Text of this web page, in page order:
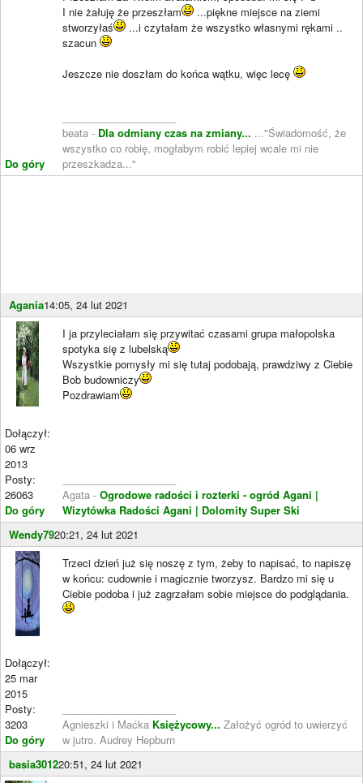
Do góry
I nie żałuję że przeszłam
...piękne miejsce na ziemi
stworzyłaś
...i czytałam że wszystko własnymi rękami ..
szacun
Jeszcze nie doszłam do końca wątku, więc lecę
beata - Dla odmiany czas na zmiany... ..."Świadomość, że
wszystko co robię, mogłabym robić lepiej wcale mi nie
przeszkadza..."
Agania14:05, 24 lut 2021
Dołączył:
06 wrz
2013
Posty:
26063
Do góry
I ja przyleciałam się przywitać czasami grupa małopolska
spotyka się z lubelską
Wszystkie pomysły mi się tutaj podobają, prawdziwy z Ciebie
Bob budowniczy
Pozdrawiam
Agata - Ogrodowe radości i rozterki - ogród Agani |
Wizytówka Radości Agani | Dolomity Super Ski
Wendy7920:21, 24 lut 2021
Dołączył:
25 mar
2015
Posty:
3203
Do góry
Trzeci dzień już się noszę z tym, żeby to napisać, to napiszę
w końcu: cudownie i magicznie tworzysz. Bardzo mi się u
Ciebie podoba i już zagrzałam sobie miejsce do podglądania.
Agnieszki i Maćka Księżycowy... Założyć ogród to uwierzyć
w jutro. Audrey Hepburn
basia301220:51, 24 lut 2021